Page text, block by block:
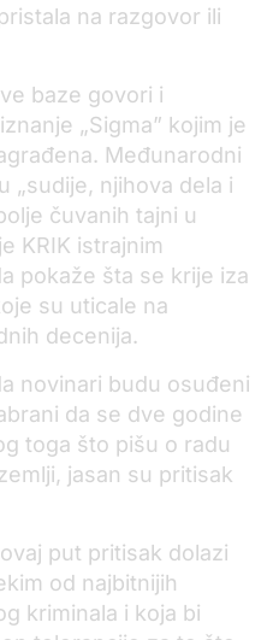
na razgovor ili
baze govori i
„Sigma” kojim je
Međunarodni
„sudije, njihova dela i
čuvanih tajni u
KRIK istrajnim
pokaže šta se krije iza
su uticale na
decenija.
novinari budu osuđeni
da se dve godine
toga što pišu o radu
jasan su pritisak
put pritisak dolazi
od najbitnijih
kriminala i koja bi